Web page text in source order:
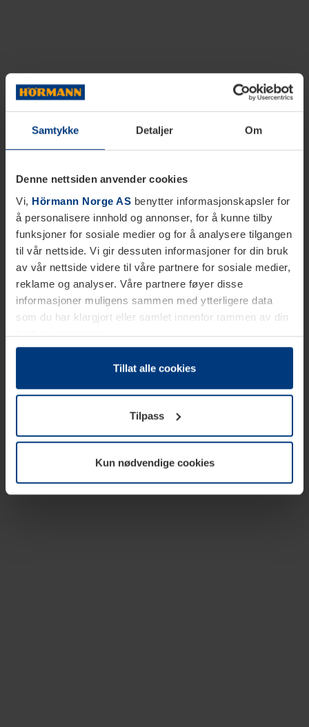
Samtykke Detaljer Om
Denne nettsiden anvender cookies
Vi, Hörmann Norge AS benytter informasjonskapsler for
å personalisere innhold og annonser, for å kunne tilby
funksjoner for sosiale medier og for å analysere tilgangen
til vår nettside. Vi gir dessuten informasjoner for din bruk
av vår nettside videre til våre partnere for sosiale medier,
reklame og analyser. Våre partnere føyer disse
informasjoner muligens sammen med ytterligere data
som du har klargjort eller samlet innenfor rammen av din
bruk av tjenestene.
Etter loven kan vi lagre informasjonskapsler på din
datamaskin, hvis disse er absolutt nødvendig for drift av
trenger vi din tillatelse. Du kan når som helst endre eller
tilbakekalle ditt samtykke i forklaringen av
informasjonskapselen på sidenPersonvernerklæringpå
Tillat alle cookies
Tilpass
Kun nødvendige cookies